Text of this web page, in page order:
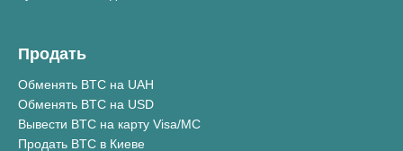
Продать
Обменять BTC на UAH
Обменять BTC на USD
Вывести BTC на карту Visa/MC
Продать BTC в Киеве